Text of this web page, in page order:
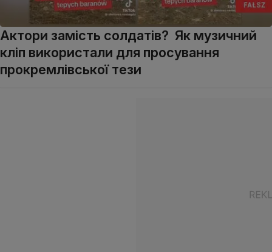
Актори замість солдатів? Як музичний
кліп використали для просування
прокремлівської тези